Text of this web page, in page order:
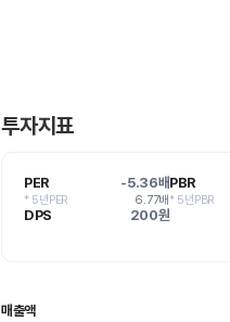
투자지표
PER -5.36배
* 5년PER 6.77배
PBR
* 5년PBR
DPS 200원
매출액